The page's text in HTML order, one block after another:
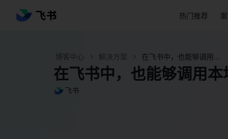
热门推荐
博客中心 解决方案 在飞书中，也能够调用本地数据同步至多维表格 - 飞书官网
在飞书中，也能够调用
飞书